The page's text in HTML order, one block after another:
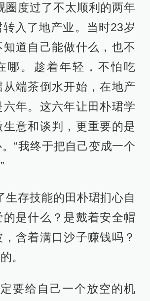
过了不太顺利的两年
转入了地产业。当时23岁
知道自己能做什么，也不
哪。趁着年轻，不怕吃
端茶倒水开始，在地产
六年。这六年让田朴珺学
意和谈判，更重要的是
“我终于把自己变成一个
技能的田朴珺扪心自
的是什么？是戴着安全帽
含着满口沙子赚钱吗？
。
给自己一个放空的机